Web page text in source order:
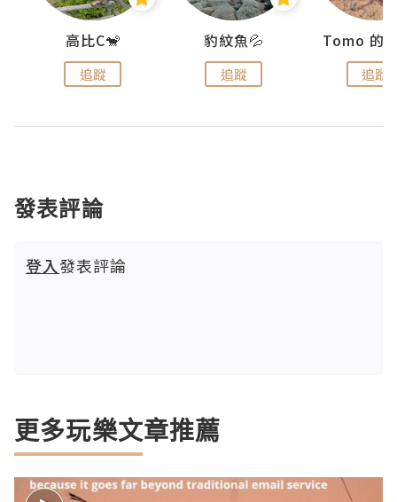
高比C🐒
追蹤
豹紋魚💦
追蹤 追蹤
發表評論
登入發表評論
更多玩樂文章推薦